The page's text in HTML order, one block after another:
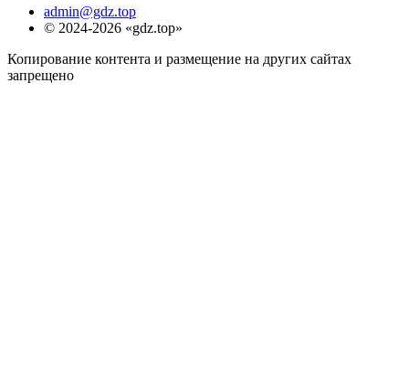
admin@gdz.top
© 2024-2026 «gdz.top»
Копирование контента и размещение на других сайтах
запрещено